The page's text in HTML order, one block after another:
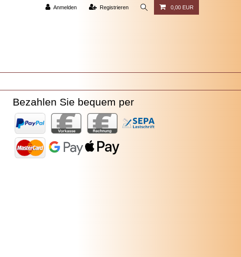
Anmelden Registrieren 0,00 EUR
Bezahlen Sie bequem per